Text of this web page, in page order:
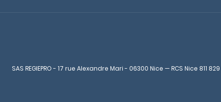
SAS REGIEPRO - 17 rue Alexandre Mari - 06300 Nice — RCS Nice 811